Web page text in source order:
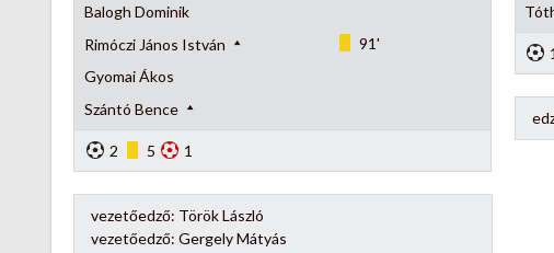
Balogh Dominik
Rimóczi János István
91'
Gyomai Ákos
Szántó Bence
2 5 1
vezetőedző: Török László
vezetőedző: Gergely Mátyás
1